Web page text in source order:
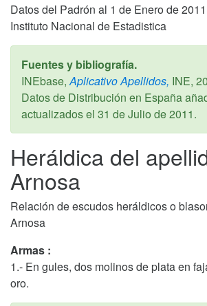
Datos del Padrón al 1 de Enero de
Instituto Nacional de Estadistica
Fuentes y bibliografía.
INEbase, Aplicativo Apellidos, INE,
Datos de Distribución en España
actualizados el 31 de Julio de 2011.
Heráldica del
Arnosa
Relación de escudos heráldicos o
Arnosa
Armas :
1.- En gules, dos molinos de plata en
oro.